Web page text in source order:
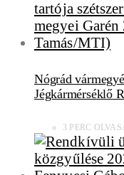
Nógrád
Jégkármérséklő
3 PERC